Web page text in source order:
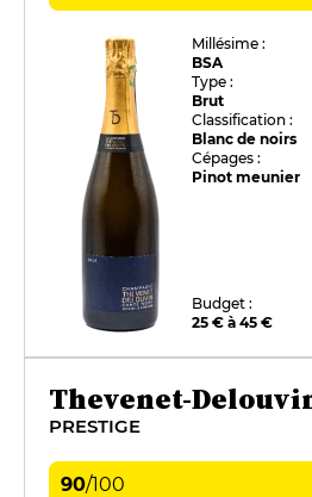
Millésime :
BSA
Type :
Brut
Classification :
Blanc de noirs
Cépages :
Pinot meunier
Budget :
25 € à 45 €
Thevenet-
PRESTIGE
90/100